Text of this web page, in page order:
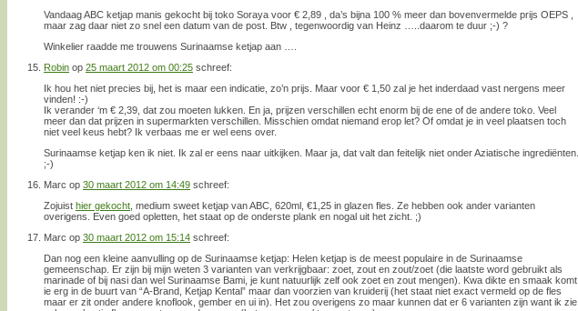
Vandaag ABC ketjap manis gekocht bij toko Soraya voor € 2,89 , da’s bijna 100 % meer dan bovenvermelde prijs OEPS ,
maar zag daar niet zo snel een datum van de post. Btw , tegenwoordig van Heinz …..daarom te duur ;-) ?
Winkelier raadde me trouwens Surinaamse ketjap aan ….
Robin op 25 maart 2012 om 00:25 schreef:
Ik hou het niet precies bij, het is maar een indicatie, zo’n prijs. Maar voor € 1,50 zal je het inderdaad vast nergens meer
vinden! :-)
Ik verander ‘m € 2,39, dat zou moeten lukken. En ja, prijzen verschillen echt enorm bij de ene of de andere toko. Veel
meer dan dat prijzen in supermarkten verschillen. Misschien omdat niemand erop let? Of omdat je in veel plaatsen toch
niet veel keus hebt? Ik verbaas me er wel eens over.
Surinaamse ketjap ken ik niet. Ik zal er eens naar uitkijken. Maar ja, dat valt dan feitelijk niet onder Aziatische ingrediënten.
;-)
Marc op 30 maart 2012 om 14:49 schreef:
Zojuist hier gekocht , medium sweet ketjap van ABC, 620ml, €1,25 in glazen fles. Ze hebben ook ander varianten
overigens. Even goed opletten, het staat op de onderste plank en nogal uit het zicht. ;)
Marc op 30 maart 2012 om 15:14 schreef:
Dan nog een kleine aanvulling op de Surinaamse ketjap: Helen ketjap is de meest populaire in de Surinaamse
gemeenschap. Er zijn bij mijn weten 3 varianten van verkrijgbaar: zoet, zout en zout/zoet (die laatste word gebruikt als
marinade of bij nasi dan wel Surinaamse Bami, je kunt natuurlijk zelf ook zoet en zout mengen). Kwa dikte en smaak komt
ie erg in de buurt van “A-Brand, Ketjap Kental” maar dan voorzien van kruiderij (het staat niet exact vermeld op de fles
maar er zit onder andere knoflook, gember en ui in). Het zou overigens zo maar kunnen dat er 6 varianten zijn want ik zie